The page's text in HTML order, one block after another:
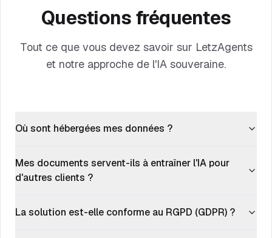
Questions fréquentes
Tout ce que vous devez savoir sur LetzAgents
et notre approche de l'IA souveraine.
Où sont hébergées mes données ?
Mes documents servent-ils à entraîner l'IA pour
d'autres clients ?
La solution est-elle conforme au RGPD (GDPR) ?